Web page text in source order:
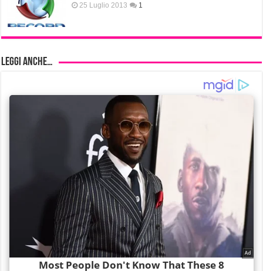
25 Luglio 2013 1
Leggi anche…